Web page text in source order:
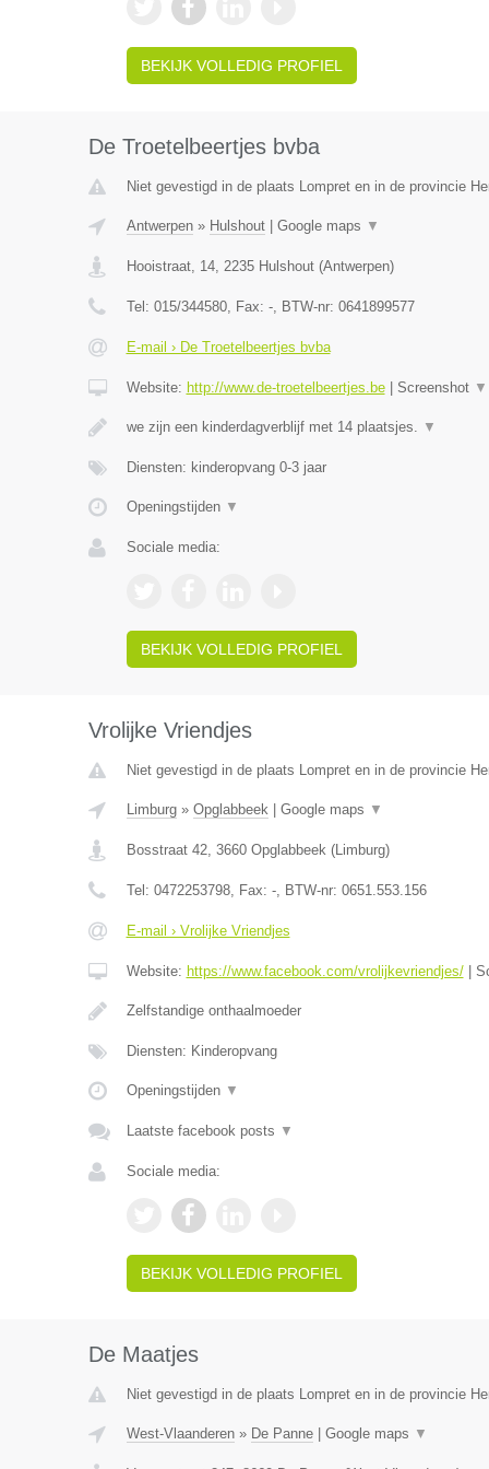
BEKIJK VOLLEDIG PROFIEL
De Troetelbeertjes bvba
Niet gevestigd in de plaats Lompret en in de provincie
Antwerpen» Hulshout| Google maps ▼
Hooistraat, 14, 2235 Hulshout(Antwerpen)
Tel: 015/344580, Fax: -, BTW-nr: 0641899577
E-mail › De Troetelbeertjes bvba
Website: http://www.de-troetelbeertjes.be| Screenshot ▼
we zijn een kinderdagverblijf met 14 plaatsjes. ▼
Diensten: kinderopvang 0-3 jaar
Openingstijden ▼
Sociale media:
BEKIJK VOLLEDIG PROFIEL
Vrolijke Vriendjes
Niet gevestigd in de plaats Lompret en in de provincie
Limburg» Opglabbeek| Google maps ▼
Bosstraat 42, 3660 Opglabbeek(Limburg)
Tel: 0472253798, Fax: -, BTW-nr: 0651.553.156
E-mail › Vrolijke Vriendjes
Website: https://www.facebook.com/vrolijkevriendjes/|
Zelfstandige onthaalmoeder
Diensten: Kinderopvang
Openingstijden ▼
Laatste facebook posts ▼
Sociale media:
BEKIJK VOLLEDIG PROFIEL
De Maatjes
Niet gevestigd in de plaats Lompret en in de provincie
West-Vlaanderen» De Panne| Google maps ▼